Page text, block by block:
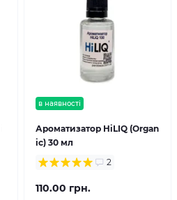
в наявності
Ароматизатор HiLIQ (Organ
ic) 30 мл
2
110.00 грн.